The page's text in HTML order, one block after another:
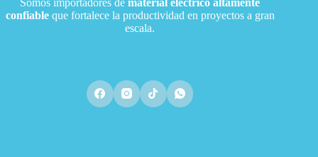
Somos importadores dematerial eléctrico altamente
confiableque fortalece la productividad en proyectos a gran
escala.